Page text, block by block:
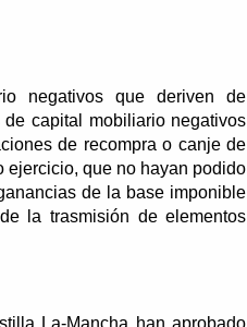
negativos que deriven de
capital mobiliario negativos
de recompra o canje de
ejercicio, que no hayan podido
de la base imponible
la trasmisión de elementos
La-Mancha han aprobado